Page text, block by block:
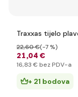
Traxxas tijelo
21,04 €
22,60 €(-7 %)
16,83 € bez PDV-a
+ 21 bodova